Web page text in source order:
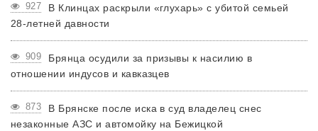
927
В Клинцах раскрыли «глухарь» с убитой семьей
28-летней давности
909
Брянца осудили за призывы к насилию в
отношении индусов и кавказцев
873
В Брянске после иска в суд владелец снес
незаконные АЗС и автомойку на Бежицкой